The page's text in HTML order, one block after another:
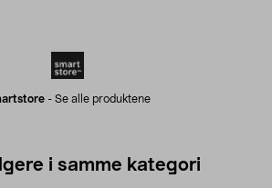
- Se alle produktene
i samme kategori